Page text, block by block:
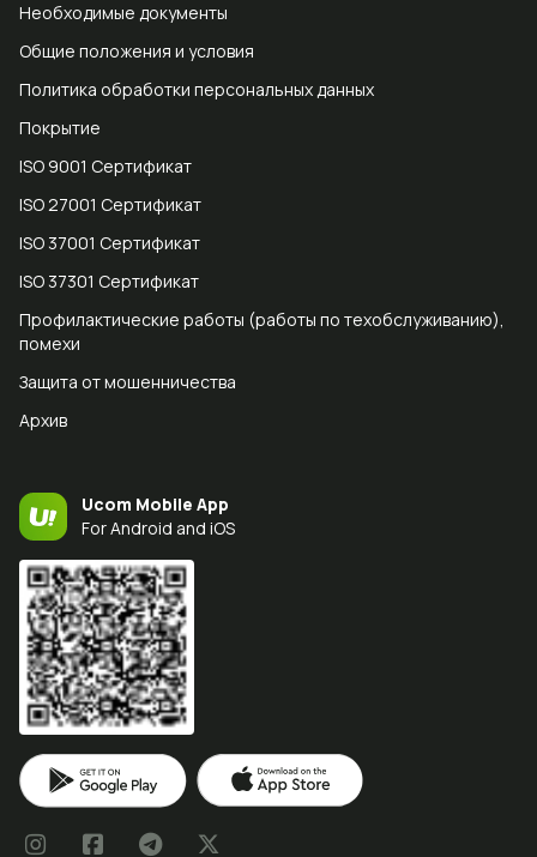
Необходимые документы
Общие положения и условия
Политика обработки персональных данных
Покрытие
ISO 9001 Сертификат
ISO 27001 Сертификат
ISO 37001 Сертификат
ISO 37301 Сертификат
Профилактические работы (работы по техобслуживанию),
помехи
Защита от мошенничества
Архив
Ucom Mobile App
For Android and iOS